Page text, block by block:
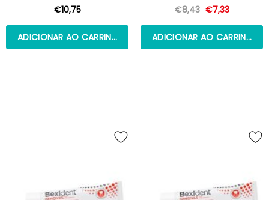
Gengivas 250ml
€10,75
ADICIONAR AO CARRINHO
75ml
€8,43 €7,33
ADICIONAR AO CARRINHO